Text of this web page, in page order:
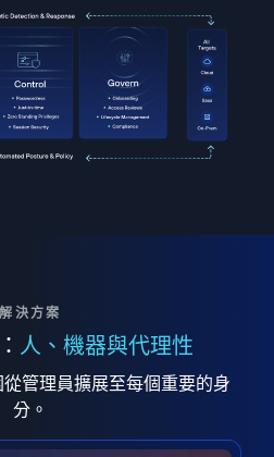
解決方案
人、機器與代理性
管理員擴展至每個重要的身
分。